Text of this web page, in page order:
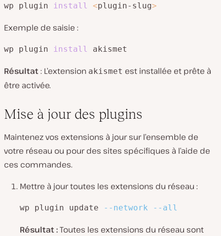
wp plugin install <plugin-slug>
Exemple de saisie :
wp plugin install akismet
Résultat: L’extension akismet est installée et prête à
être activée.
Mise à jour des plugins
Maintenez vos extensions à jour sur l’ensemble de
votre réseau ou pour des sites spécifiques à l’aide de
ces commandes.
Mettre à jour toutes les extensions du réseau :
wp plugin update --network --all
Résultat :Toutes les extensions du réseau sont